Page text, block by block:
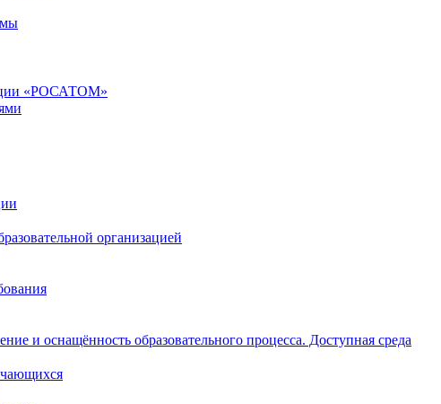
«РОСАТОМ»
организацией
и оснащённость образовательного процесса. Доступная среда